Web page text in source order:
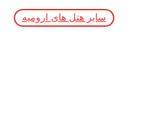
سایر هتل های ارومیه